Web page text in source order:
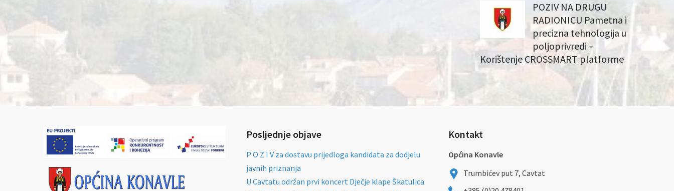
POZIV NA DRUGU
RADIONICU Pametna i
precizna tehnologija u
poljoprivredi –
Korištenje CROSSMART platforme
Posljednje objave
P O Z I V za dostavu prijedloga kandidata za dodjelu
javnih priznanja
U Cavtatu održan prvi koncert Dječje klape Škatulica
Kontakt
Općina Konavle
Trumbićev put 7, Cavtat